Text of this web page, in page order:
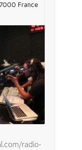
France
radio-